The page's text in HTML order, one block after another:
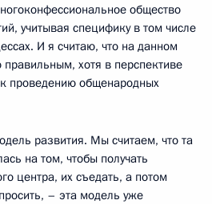
общество
учитывая специфику в том числе
И я считаю, что на данном
хотя в перспективе
проведению общенародных
развития. Мы считаем, что та
на том, чтобы получать
центра, их съедать, а потом
– эта модель уже